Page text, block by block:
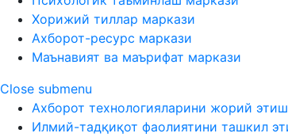
Хорижий тиллар маркази
Ахборот-ресурс маркази
Маънавият ва маърифат маркази
Close submenu
Ахборот технологияларини жорий
Илмий-тадқиқот фаолиятини ташкил